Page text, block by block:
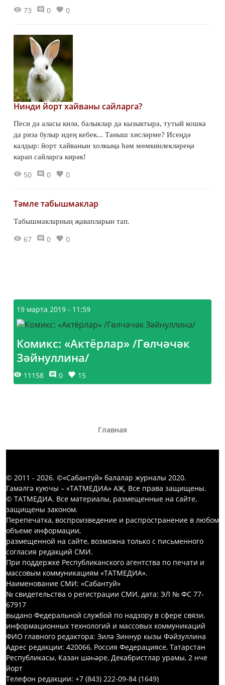
73 0 0
Нинди йорт хайваны сайларга?
Песи дә аласы килә, балыклар да кызыктыра, тутый кошка
да риза булыр идең кебек... Таныш хисләрме? Исеңдә
калдыр: йорт хайванын холкыңа һәм мөмкинлекләреңә
карап сайларга кирәк!
50 0 0
Тәмле табышмаклар
Табышмакларның җавапларын тап.
67 0 0
19 марта 2019 - 11:59
Комикс: «Актёрлар» /Гөлчәчәк
Зәйнуллина/
11158 0 15
Главная
© 2011 - 2026. ©«Сабантуй» балалар журналы 2020.
Гамәлгә куючы – «ТАТМЕДИА» АҖ. Все права защищены.
© ТАТМЕДИА. Все материалы, размещенные на сайте,
защищены законом.
Перепечатка, воспроизведение и распространение в любом
объеме информации,
размещенной на сайте, возможна только с письменного
согласия редакций СМИ.
При поддержке Республиканского агентства по печати и
массовым коммуникациям «ТАТМЕДИА».
Наименование СМИ: «Сабантуй»
№ свидетельства о регистрации СМИ, дата: ЭЛ № ФС 77-
67917
выдано Федеральной службой по надзору в сфере связи,
информационных технологий и массовых коммуникаций
ФИО главного редактора: Зилә Зиннур кызы Фәйзуллина
Адрес редакции: 420066, Россия Федерациясе, Татарстан
Республикасы, Казан шәһәре, Декабристлар урамы, 2 нче
йорт
Телефон редакции: +7 (843) 222-09-84 (1649)